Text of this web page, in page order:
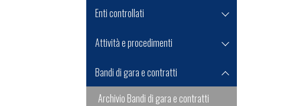
Enti controllati
Attività e procedimenti
Bandi di gara e contratti
Archivio Bandi di gara e contratti